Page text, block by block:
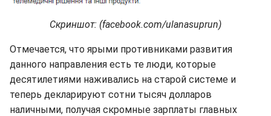
Скриншот: (facebook.com/ulanasuprun)
Отмечается, что ярыми противниками развития
данного направления есть те люди, которые
десятилетиями наживались на старой системе и
теперь декларируют сотни тысяч долларов
наличными, получая скромные зарплаты главных